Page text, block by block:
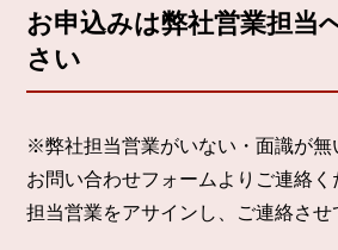
お申込みは弊社営業担当
さい
※弊社担当営業がいない・面識が無
お問い合わせフォームよりご連絡く
担当営業をアサインし、ご連絡させ